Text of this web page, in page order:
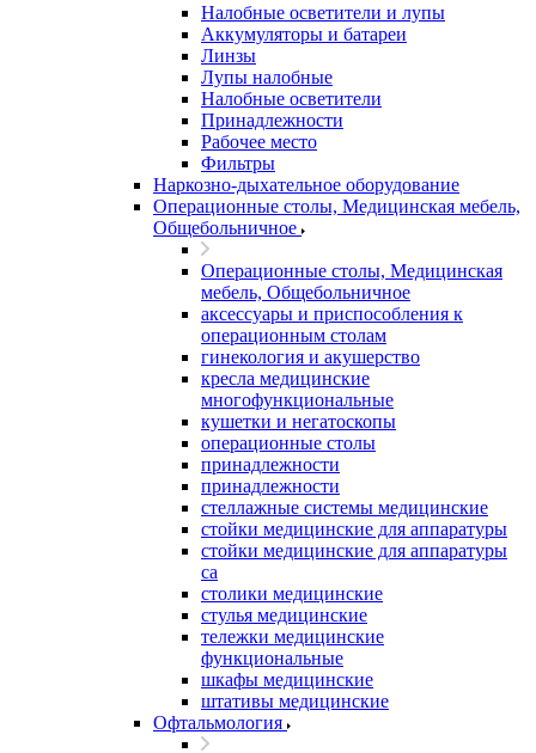
Налобные осветители и лупы
Аккумуляторы и батареи
Линзы
Лупы налобные
Налобные осветители
Принадлежности
Рабочее место
Фильтры
Наркозно-дыхательное оборудование
Операционные столы, Медицинская мебель,
Общебольничное
Операционные столы, Медицинская
мебель, Общебольничное
аксессуары и приспособления к
операционным столам
гинекология и акушерство
кресла медицинские
многофункциональные
кушетки и негатоскопы
операционные столы
принадлежности
принадлежности
стеллажные системы медицинские
стойки медицинские для аппаратуры
стойки медицинские для аппаратуры
са
столики медицинские
стулья медицинские
тележки медицинские
функциональные
шкафы медицинские
штативы медицинские
Офтальмология